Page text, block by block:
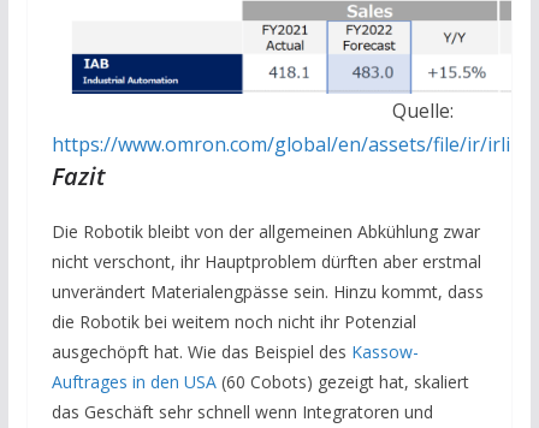
Quelle:
https://www.omron.com/global/en/assets/file/ir/irlib/
Fazit
Die Robotik bleibt von der allgemeinen Abkühlung zwar
nicht verschont, ihr Hauptproblem dürften aber erstmal
unverändert Materialengpässe sein. Hinzu kommt, dass
die Robotik bei weitem noch nicht ihr Potenzial
ausgechöpft hat. Wie das Beispiel des Kassow-
Auftrages in den USA(60 Cobots) gezeigt hat, skaliert
das Geschäft sehr schnell wenn Integratoren und